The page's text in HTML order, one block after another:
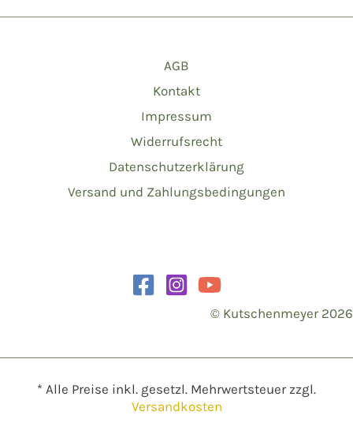
AGB
Kontakt
Impressum
Widerrufsrecht
Datenschutzerklärung
Versand und Zahlungsbedingungen
© Kutschenmeyer 2026
* Alle Preise inkl. gesetzl. Mehrwertsteuer zzgl.
Versandkosten